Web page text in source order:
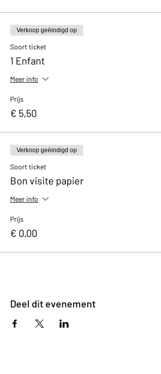
Verkoop geëindigd op
Soort ticket
1 Enfant
Meer info
Prijs
€ 5,50
Verkoop geëindigd op
Soort ticket
Bon visite papier
Meer info
Prijs
€ 0,00
Deel dit evenement